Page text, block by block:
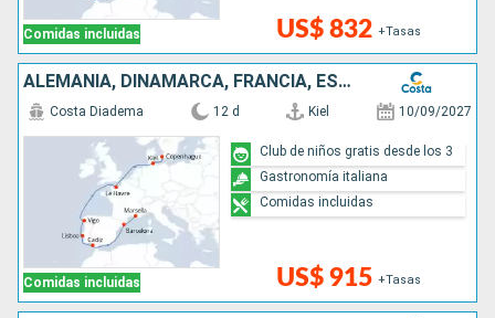
Comidas incluidas US$ 832 +Tasas
ALEMANIA, DINAMARCA, FRANCIA, ESPAÑA, PORTUGAL
Comidas incluidas
Costa Diadema 12 d Kiel 10/09/2027
US$ 915 +Tasas
Club de niños gratis desde los 3
Gastronomía italiana
Comidas incluidas